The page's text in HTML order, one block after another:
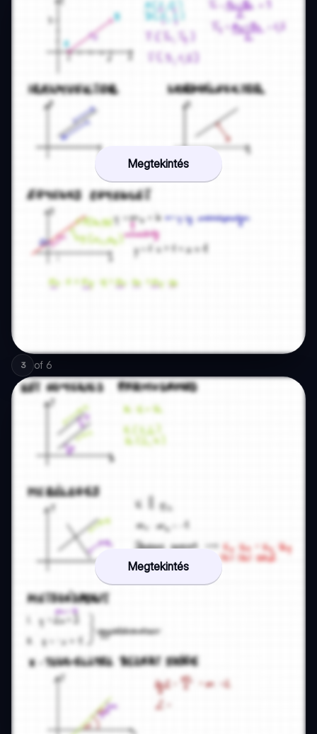
Megtekintés
3 of 6
Megtekintés